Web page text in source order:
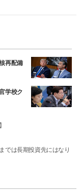
再配備
学校ク
では長期投資先にはなり